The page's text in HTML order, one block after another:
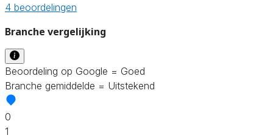
4 beoordelingen
Branche vergelijking
Beoordeling op Google = Goed
Branche gemiddelde = Uitstekend
0
1